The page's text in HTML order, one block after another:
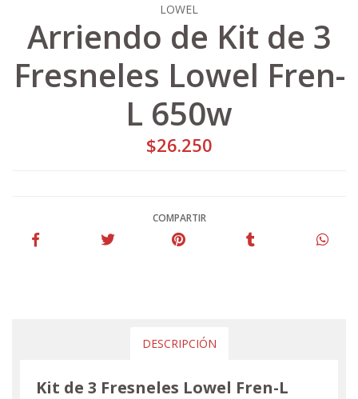
LOWEL
Arriendo de Kit de 3
Fresneles Lowel Fren-
L 650w
$26.250
COMPARTIR
DESCRIPCIÓN
Kit de 3 Fresneles Lowel Fren-L